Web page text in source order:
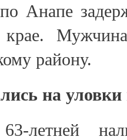
Анапе
крае.
району.
на
летней